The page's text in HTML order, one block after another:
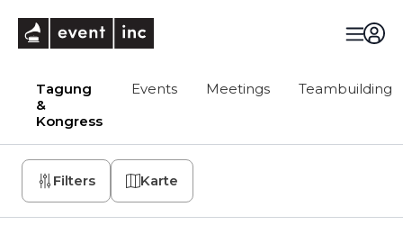
Tagung
&
Kongress
Events Meetings Teambuilding
Filters Karte